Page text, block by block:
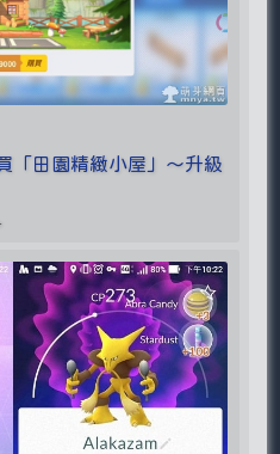
「田園精緻小屋」～升級